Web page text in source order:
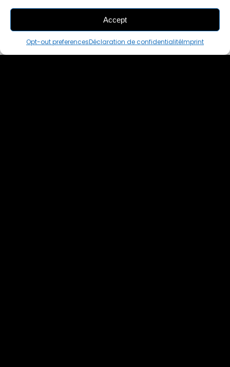
Accept
Opt-out preferencesDéclaration de confidentialitéImprint
THIS PAIR IS
ALREADY SOLD OUT